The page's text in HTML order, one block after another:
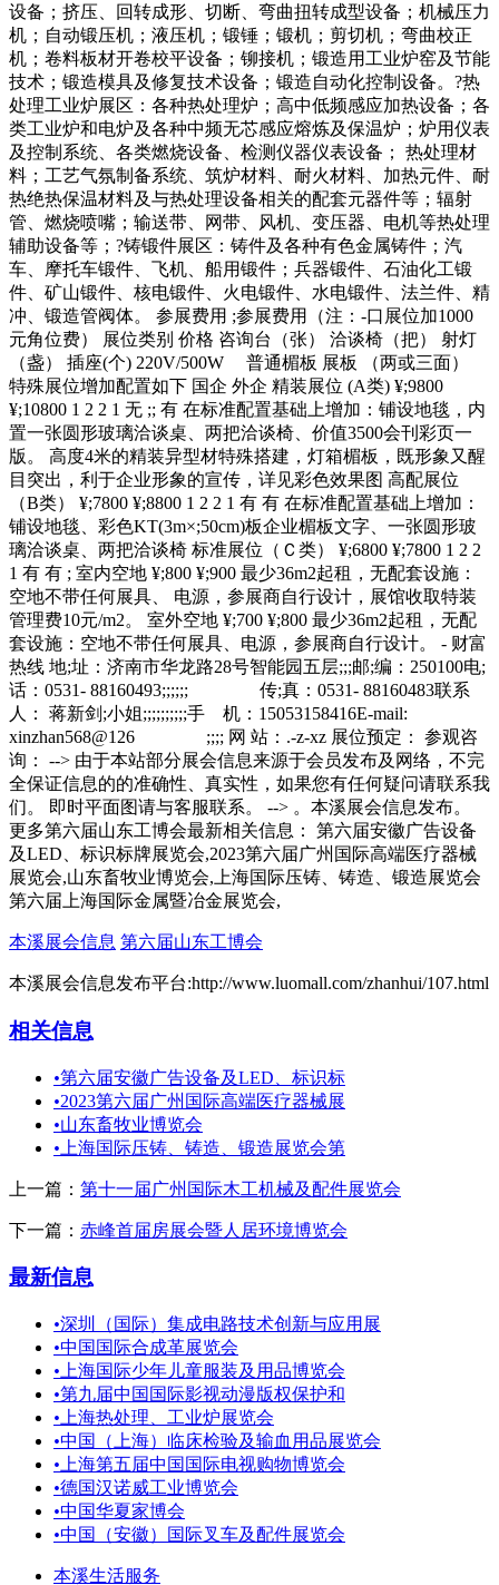
设备；挤压、回转成形、切断、弯曲扭转成型设备；机械压力
机；自动锻压机；液压机；锻锤；锻机；剪切机；弯曲校正
机；卷料板材开卷校平设备；铆接机；锻造用工业炉窑及节能
技术；锻造模具及修复技术设备；锻造自动化控制设备。?热
处理工业炉展区：各种热处理炉；高中低频感应加热设备；各
类工业炉和电炉及各种中频无芯感应熔炼及保温炉；炉用仪表
及控制系统、各类燃烧设备、检测仪器仪表设备； 热处理材
料；工艺气氛制备系统、筑炉材料、耐火材料、加热元件、耐
热绝热保温材料及与热处理设备相关的配套元器件等；辐射
管、燃烧喷嘴；输送带、网带、风机、变压器、电机等热处理
辅助设备等；?铸锻件展区：铸件及各种有色金属铸件；汽
车、摩托车锻件、飞机、船用锻件；兵器锻件、石油化工锻
件、矿山锻件、核电锻件、火电锻件、水电锻件、法兰件、精
冲、锻造管阀体。 参展费用 ;参展费用（注：-口展位加1000
元角位费） 展位类别 价格 咨询台（张） 洽谈椅（把） 射灯
（盏） 插座(个) 220V/500W 普通楣板 展板 （两或三面）
特殊展位增加配置如下 国企 外企 精装展位 (A类) ¥;9800
¥;10800 1 2 2 1 无 ;; 有 在标准配置基础上增加：铺设地毯，内
置一张圆形玻璃洽谈桌、两把洽谈椅、价值3500会刊彩页一
版。 高度4米的精装异型材特殊搭建，灯箱楣板，既形象又醒
目突出，利于企业形象的宣传，详见彩色效果图 高配展位
（B类） ¥;7800 ¥;8800 1 2 2 1 有 有 在标准配置基础上增加：
铺设地毯、彩色KT(3m×;50cm)板企业楣板文字、一张圆形玻
璃洽谈桌、两把洽谈椅 标准展位（Ｃ类） ¥;6800 ¥;7800 1 2 2
1 有 有 ; 室内空地 ¥;800 ¥;900 最少36m2起租，无配套设施：
空地不带任何展具、 电源，参展商自行设计，展馆收取特装
管理费10元/m2。 室外空地 ¥;700 ¥;800 最少36m2起租，无配
套设施：空地不带任何展具、电源，参展商自行设计。 - 财富
热线 地;址：济南市华龙路28号智能园五层;;;邮;编：250100电;
话：0531- 88160493;;;;;; 传;真：0531- 88160483联系
人： 蒋新剑;小姐;;;;;;;;;;手 机：15053158416E-mail:
xinzhan568@126 ;;;; 网 站：.-z-xz 展位预定： 参观咨
询： --> 由于本站部分展会信息来源于会员发布及网络，不完
全保证信息的的准确性、真实性，如果您有任何疑问请联系我
们。 即时平面图请与客服联系。 --> 。本溪展会信息发布。
更多第六届山东工博会最新相关信息： 第六届安徽广告设备
及LED、标识标牌展览会,2023第六届广州国际高端医疗器械
展览会,山东畜牧业博览会,上海国际压铸、铸造、锻造展览会
第六届上海国际金属暨冶金展览会,
本溪展会信息 第六届山东工博会
本溪展会信息发布平台:http://www.luomall.com/zhanhui/107.html
相关信息
•第六届安徽广告设备及LED、标识标
•2023第六届广州国际高端医疗器械展
•山东畜牧业博览会
• 上海国际压铸、铸造、锻造展览会第
上一篇： 第十一届广州国际木工机械及配件展览会
下一篇： 赤峰首届房展会暨人居环境博览会
最新信息
•深圳（国际）集成电路技术创新与应用展
•中国国际合成革展览会
• 上海国际少年儿童服装及用品博览会
•第九届中国国际影视动漫版权保护和
• 上海热处理、工业炉展览会
•中国（上海）临床检验及输血用品展览会
• 上海第五届中国国际电视购物博览会
•德国汉诺威工业博览会
•中国华夏家博会
•中国（安徽）国际叉车及配件展览会
本溪生活服务